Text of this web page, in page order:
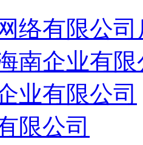
络有限公
南企业有限
业有限公司
限公司